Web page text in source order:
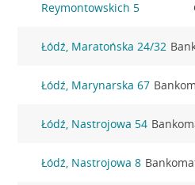
Reymontowskich 5
Łódź, Maratońska 24/32
Łódź, Marynarska 67
Łódź, Nastrojowa 54
Łódź, Nastrojowa 8